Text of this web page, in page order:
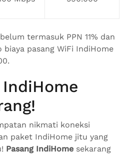
termasuk PPN 11% dan
pasang WiFi IndiHome
IndiHome
nikmati koneksi
paket IndiHome jitu yang
Pasang IndiHome sekarang